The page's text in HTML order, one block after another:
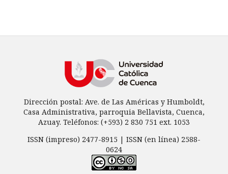
Dirección postal: Ave. de Las Américas y Humboldt,
Casa Administrativa, parroquia Bellavista, Cuenca,
Azuay. Teléfonos: (+593) 2 830 751 ext. 1053
ISSN (impreso) 2477-8915 | ISSN (en línea) 2588-
0624